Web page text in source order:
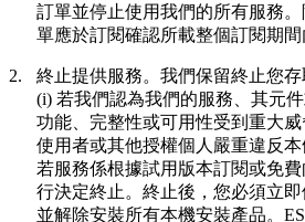
訂單並停止使用我們的所有服務
單應於訂閱確認所載整個訂閱期間
2. 終止提供服務。 我們保留終止您存
(i) 若我們認為我們的服務、其元
功能、完整性或可用性受到重大
使用者或其他授權個人嚴重違反
若服務係根據試用版本訂閱或免
行決定終止。終止後，您必須立
並解除安裝所有本機安裝產品。